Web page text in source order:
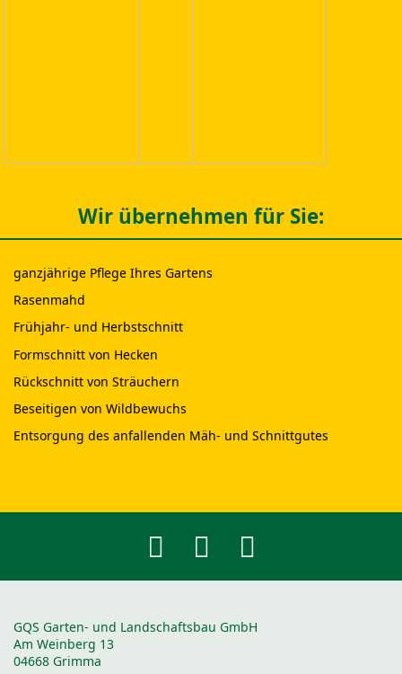
Wir übernehmen für Sie:
ganzjährige Pflege Ihres Gartens
Rasenmahd
Frühjahr- und Herbstschnitt
Formschnitt von Hecken
Rückschnitt von Sträuchern
Beseitigen von Wildbewuchs
Entsorgung des anfallenden Mäh- und Schnittgutes
GQS Garten- und Landschaftsbau GmbH
Am Weinberg 13
04668 Grimma